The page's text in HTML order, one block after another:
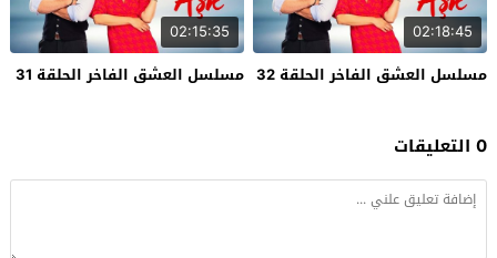
02:18:45
مسلسل العشق الفاخر الحلقة 32
02:15:35
مسلسل العشق الفاخر الحلقة 31
0 التعليقات